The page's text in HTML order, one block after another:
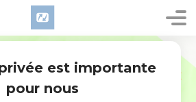
est importante
pour nous